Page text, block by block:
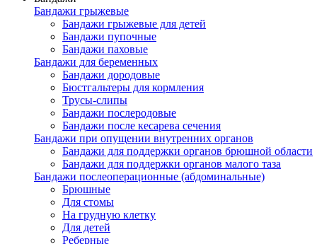
Бандажи грыжевые
Бандажи грыжевые для детей
Бандажи пупочные
Бандажи паховые
Бандажи для беременных
Бандажи дородовые
Бюстгальтеры для кормления
Трусы-слипы
Бандажи послеродовые
Бандажи после кесарева сечения
Бандажи при опущении внутренних органов
Бандажи для поддержки органов брюшной области
Бандажи для поддержки органов малого таза
Бандажи послеоперационные (абдоминальные)
Брюшные
Для стомы
На грудную клетку
Для детей
Реберные